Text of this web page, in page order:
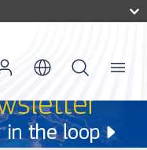
Menu